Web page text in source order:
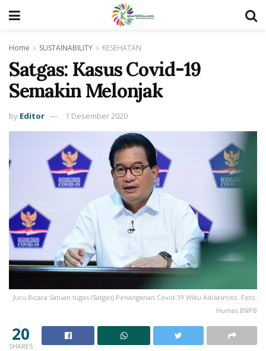
Home SUSTAINABILITY KESEHATAN
Satgas: Kasus Covid-19
Semakin Melonjak
by Editor 1 Desember 2020
Juru Bicara Satuan tugas (Satgas) Penanganan Covid-19 Wiku Adisasmito. Foto:
Humas BNPB
20
SHARES